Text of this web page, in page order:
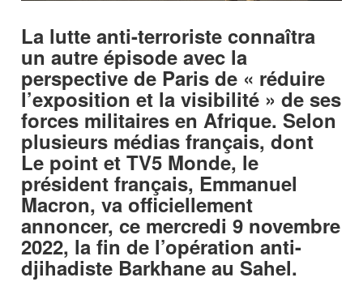
La lutte anti-terroriste connaîtra
un autre épisode avec la
perspective de Paris de « réduire
l’exposition et la visibilité » de ses
forces militaires en Afrique. Selon
plusieurs médias français, dont
Le point et TV5 Monde, le
président français, Emmanuel
Macron, va officiellement
annoncer, ce mercredi 9 novembre
2022, la fin de l’opération anti-
djihadiste Barkhane au Sahel.